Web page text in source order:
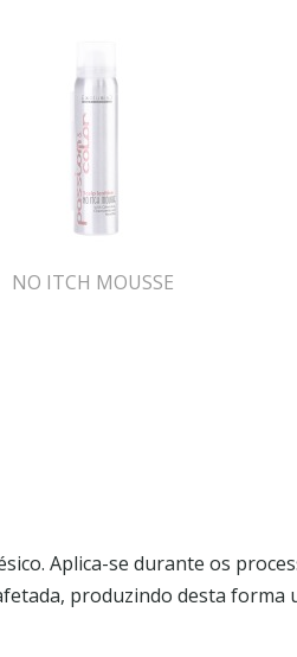
NO ITCH MOUSSE
Aplica-se durante os
produzindo desta forma